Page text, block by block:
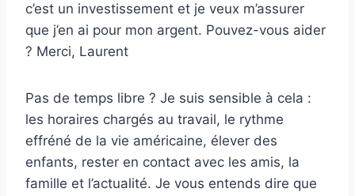
c’est un investissement et je veux m’assurer
que j’en ai pour mon argent. Pouvez-vous aider
? Merci, Laurent
Pas de temps libre ? Je suis sensible à cela :
les horaires chargés au travail, le rythme
effréné de la vie américaine, élever des
enfants, rester en contact avec les amis, la
famille et l’actualité. Je vous entends dire que